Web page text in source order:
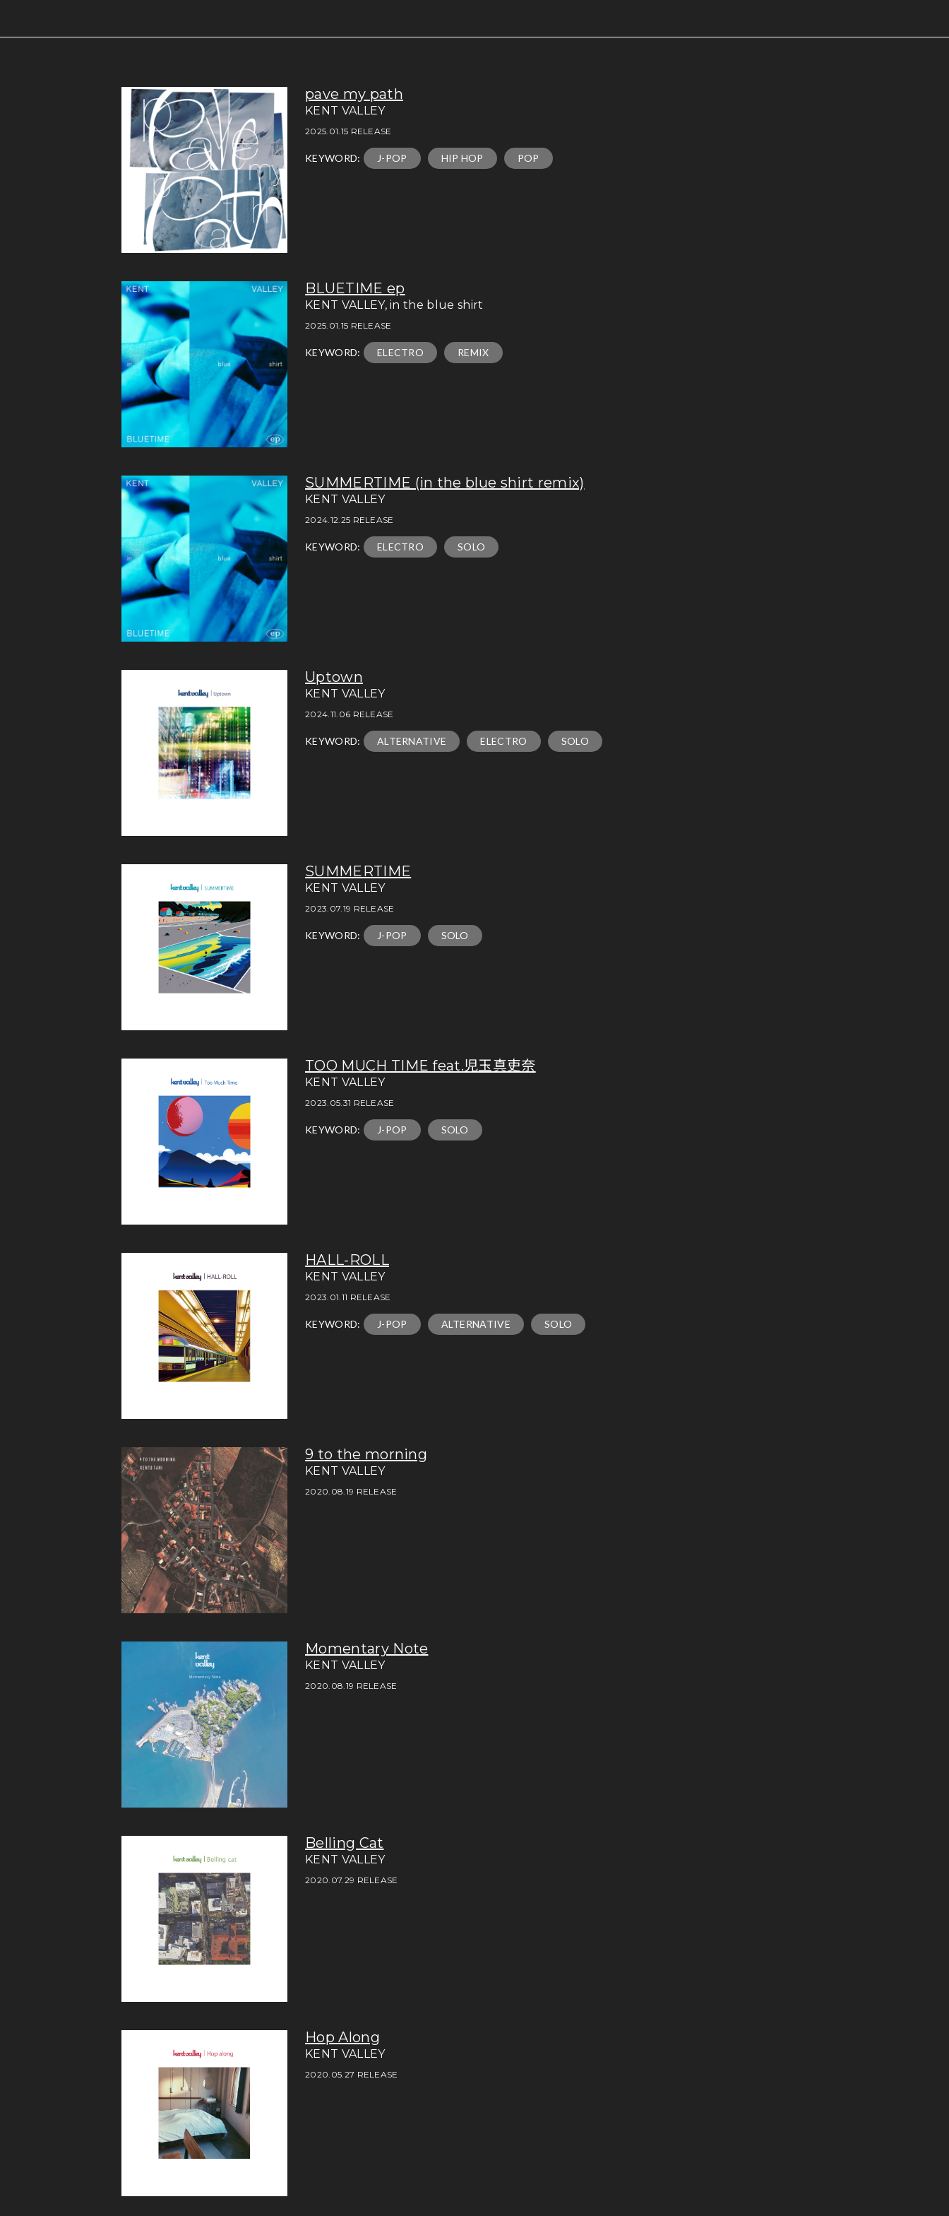
pave my path
KENT VALLEY
2025.01.15 RELEASE
KEYWORD: J-POP HIP HOP POP
BLUETIME ep
KENT VALLEY, in the blue shirt
2025.01.15 RELEASE
KEYWORD: ELECTRO REMIX
SUMMERTIME (in the blue shirt remix)
KENT VALLEY
2024.12.25 RELEASE
KEYWORD: ELECTRO SOLO
Uptown
KENT VALLEY
2024.11.06 RELEASE
KEYWORD: ALTERNATIVE ELECTRO SOLO
SUMMERTIME
KENT VALLEY
2023.07.19 RELEASE
KEYWORD: J-POP SOLO
TOO MUCH TIME feat.児玉真吏奈
KENT VALLEY
2023.05.31 RELEASE
KEYWORD: J-POP SOLO
HALL-ROLL
KENT VALLEY
2023.01.11 RELEASE
KEYWORD: J-POP ALTERNATIVE SOLO
9 to the morning
KENT VALLEY
2020.08.19 RELEASE
Momentary Note
KENT VALLEY
2020.08.19 RELEASE
Belling Cat
KENT VALLEY
2020.07.29 RELEASE
Hop Along
KENT VALLEY
2020.05.27 RELEASE